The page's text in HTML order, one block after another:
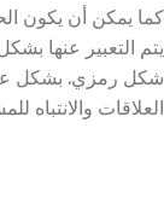
كما يمكن أن يكون
يتم التعبير عنها
شكل رمزي. بشكل
العلاقات والانتباه